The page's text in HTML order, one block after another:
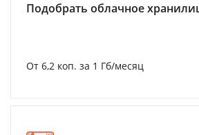
Подобрать облачное
От 6,2 коп. за 1 Гб/месяц